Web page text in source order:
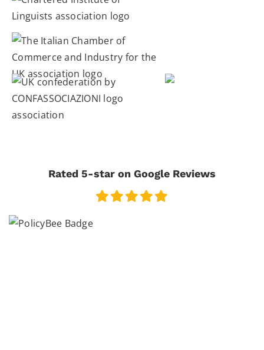
Rated 5-star on Google Reviews